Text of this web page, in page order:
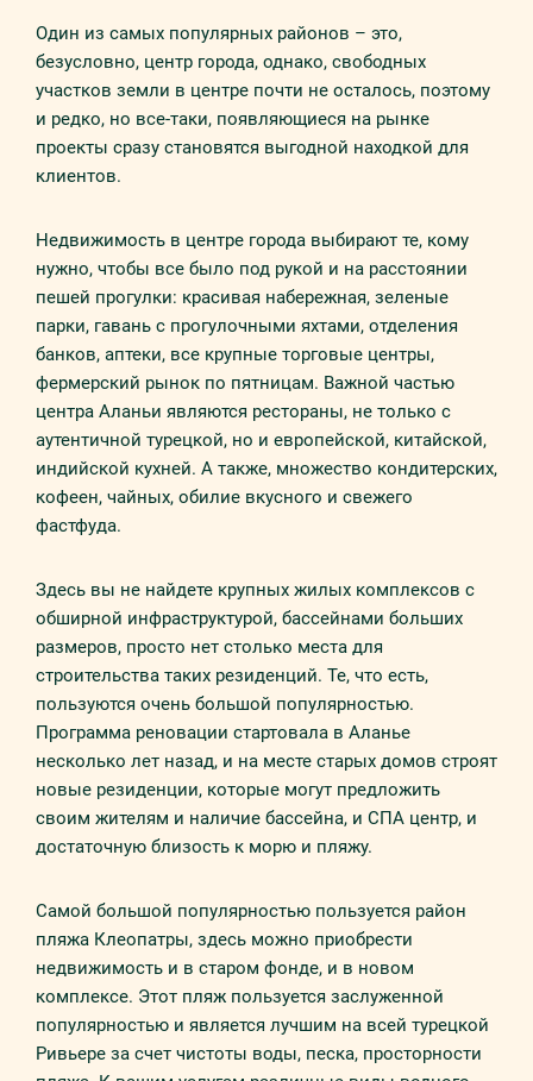
Один из самых популярных районов – это,
безусловно, центр города, однако, свободных
участков земли в центре почти не осталось, поэтому
и редко, но все-таки, появляющиеся на рынке
проекты сразу становятся выгодной находкой для
клиентов.
Недвижимость в центре города выбирают те, кому
нужно, чтобы все было под рукой и на расстоянии
пешей прогулки: красивая набережная, зеленые
парки, гавань с прогулочными яхтами, отделения
банков, аптеки, все крупные торговые центры,
фермерский рынок по пятницам. Важной частью
центра Аланьи являются рестораны, не только с
аутентичной турецкой, но и европейской, китайской,
индийской кухней. А также, множество кондитерских,
кофеен, чайных, обилие вкусного и свежего
фастфуда.
Здесь вы не найдете крупных жилых комплексов с
обширной инфраструктурой, бассейнами больших
размеров, просто нет столько места для
строительства таких резиденций. Те, что есть,
пользуются очень большой популярностью.
Программа реновации стартовала в Аланье
несколько лет назад, и на месте старых домов строят
новые резиденции, которые могут предложить
своим жителям и наличие бассейна, и СПА центр, и
достаточную близость к морю и пляжу.
Самой большой популярностью пользуется район
пляжа Клеопатры, здесь можно приобрести
недвижимость и в старом фонде, и в новом
комплексе. Этот пляж пользуется заслуженной
популярностью и является лучшим на всей турецкой
Ривьере за счет чистоты воды, песка, просторности